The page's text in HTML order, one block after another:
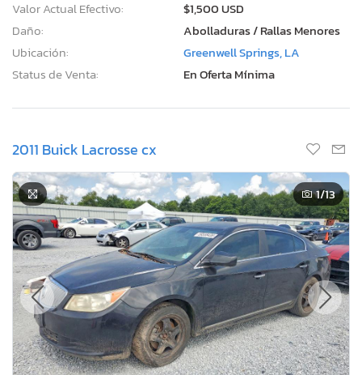
Valor Actual Efectivo:
$1,500 USD
Daño:
Abolladuras / Rallas Menores
Ubicación:
Greenwell Springs, LA
Status de Venta:
En Oferta Mínima
2011 Buick Lacrosse cx
1/13